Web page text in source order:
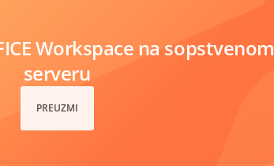
Workspace na sopstvenom
serveru
PREUZMI